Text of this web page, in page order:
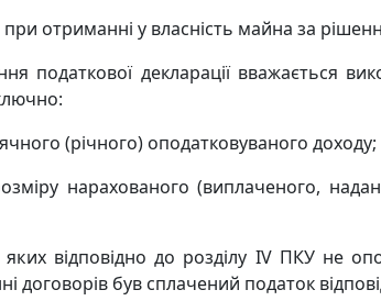
отриманні у власність майна за
декларації вважається
(річного) оподатковуваного доходу;
нарахованого (виплаченого,
відповідно до розділу IV ПКУ не
був сплачений податок